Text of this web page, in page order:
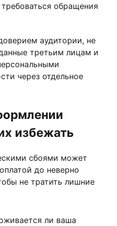
обращения
аудитории, не
третьим лицам и
через отдельное
избежать
сбоями может
до неверно
не тратить лишние
ли ваша